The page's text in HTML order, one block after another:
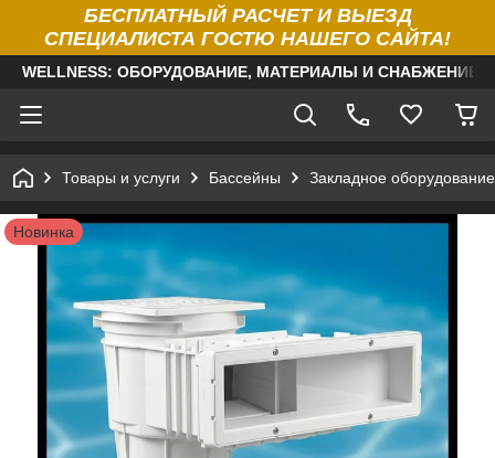
БЕСПЛАТНЫЙ РАСЧЕТ И ВЫЕЗД
СПЕЦИАЛИСТА ГОСТЮ НАШЕГО САЙТА!
WELLNESS: ОБОРУДОВАНИЕ, МАТЕРИАЛЫ И
Товары и услуги Бассейны Закладное
Новинка